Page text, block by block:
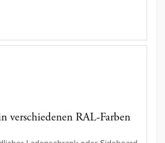
verschiedenen RAL-Farben